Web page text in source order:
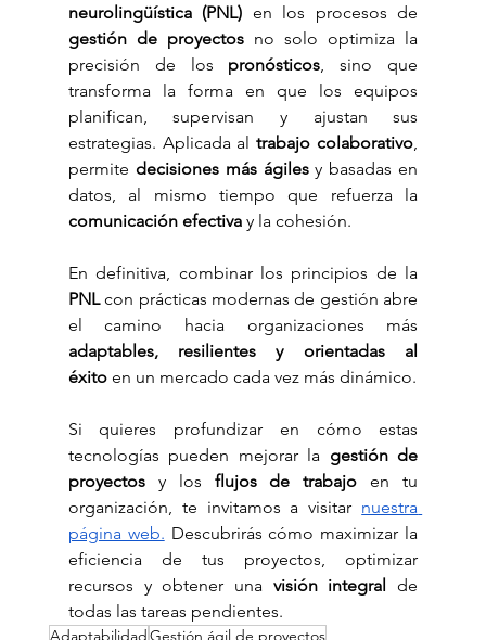
neurolingüística (PNL)
gestión de proyectos no solo optimiza la
precisión de los pronósticos , sino que
transforma la forma en que los equipos
planifican, supervisan y ajustan sus
estrategias. Aplicada al trabajo colaborativo
permite decisiones más ágiles y basadas en
comunicación efectiva y la cohesión.
PNL con prácticas modernas de gestión abre
adaptables, resilientes y orientadas al
éxito en un mercado cada vez más dinámico.
Si quieres profundizar en cómo estas
tecnologías pueden mejorar la gestión de
proyectos y los flujos de trabajo en tu
organización, te invitamos a visitar nuestra
página web. Descubrirás cómo maximizar la
eficiencia de tus proyectos, optimizar
recursos y obtener una visión integral de
todas las tareas pendientes.
AdaptabilidadGestión ágil de proyectos